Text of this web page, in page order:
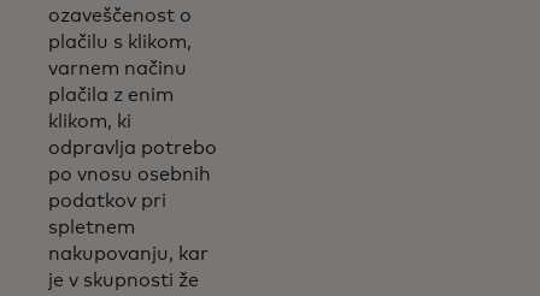
ozaveščenost o
plačilu s klikom,
varnem načinu
plačila z enim
klikom, ki
odpravlja potrebo
po vnosu osebnih
podatkov pri
spletnem
nakupovanju, kar
je v skupnosti že